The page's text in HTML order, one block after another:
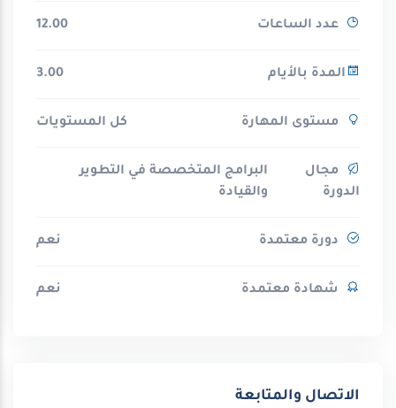
عدد الساعات 12.00
المدة بالأيام 3.00
مستوى المهارة كل المستويات
مجال
الدورة
البرامج المتخصصة في التطوير
والقيادة
دورة معتمدة نعم
شهادة معتمدة نعم
الاتصال والمتابعة